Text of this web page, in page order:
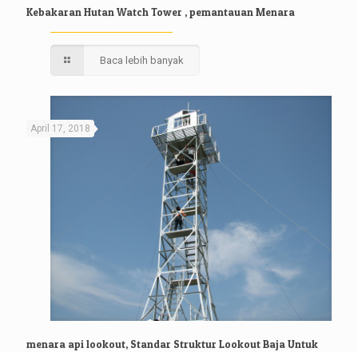
Kebakaran Hutan Watch Tower , pemantauan Menara
Baca lebih banyak
April 17, 2018
menara api lookout, Standar Struktur Lookout Baja Untuk